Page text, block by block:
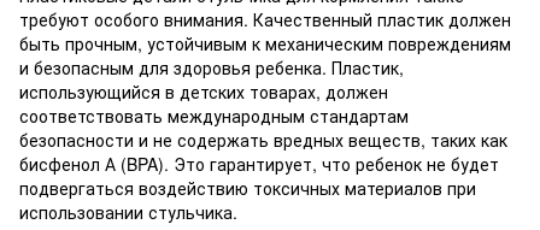
требуют особого внимания. Качественный пластик должен
быть прочным, устойчивым к механическим повреждениям
и безопасным для здоровья ребенка. Пластик,
использующийся в детских товарах, должен
соответствовать международным стандартам
безопасности и не содержать вредных веществ, таких как
бисфенол А (BPA). Это гарантирует, что ребенок не будет
подвергаться воздействию токсичных материалов при
использовании стульчика.